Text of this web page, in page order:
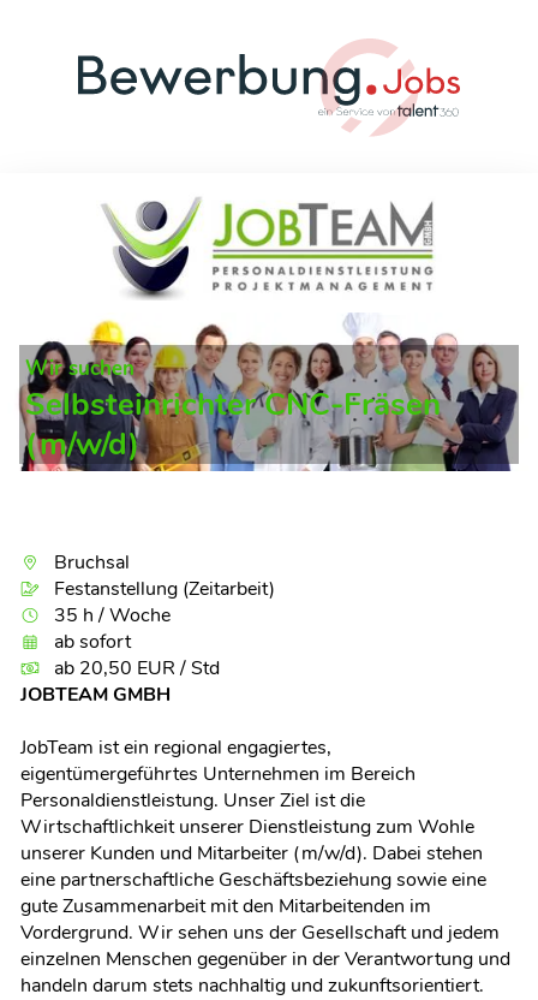
Wir suchen
Selbsteinrichter CNC-Fräsen
(m/w/d)
Bruchsal
Festanstellung (Zeitarbeit)
35 h / Woche
ab sofort
ab 20,50 EUR / Std
JOBTEAM GMBH
JobTeam ist ein regional engagiertes,
eigentümergeführtes Unternehmen im Bereich
Personaldienstleistung. Unser Ziel ist die
Wirtschaftlichkeit unserer Dienstleistung zum Wohle
unserer Kunden und Mitarbeiter (m/w/d). Dabei stehen
eine partnerschaftliche Geschäftsbeziehung sowie eine
gute Zusammenarbeit mit den Mitarbeitenden im
Vordergrund. Wir sehen uns der Gesellschaft und jedem
einzelnen Menschen gegenüber in der Verantwortung und
handeln darum stets nachhaltig und zukunftsorientiert.